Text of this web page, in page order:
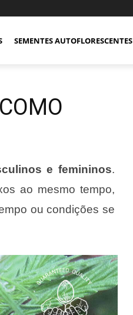
SEMENTES AUTOFLORESCENTES
e femininos.
ao mesmo tempo,
ou condições se